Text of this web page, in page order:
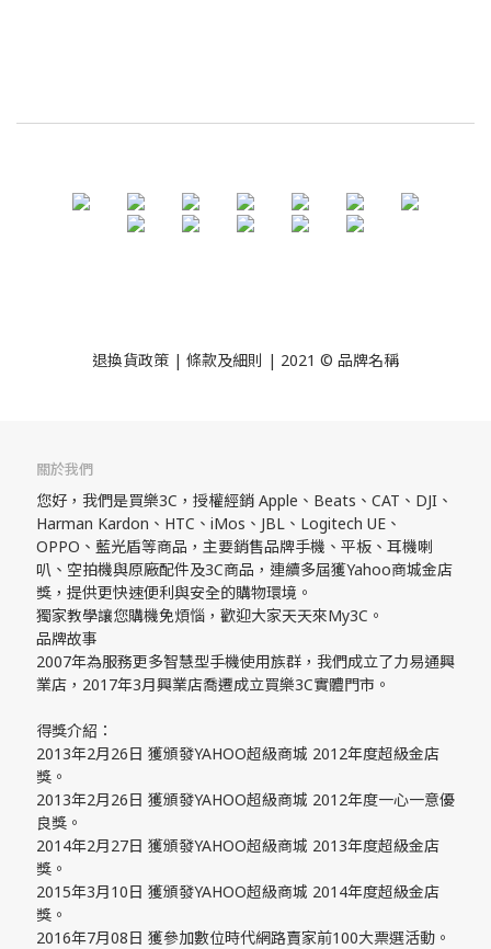
退換貨政策 | 條款及細則 | 2021 © 品牌名稱
關於我們
您好，我們是買樂3C，授權經銷 Apple、Beats、CAT、DJI、
Harman Kardon、HTC、iMos、JBL、Logitech UE、
OPPO、藍光盾等商品，主要銷售品牌手機、平板、耳機喇
叭、空拍機與原廠配件及3C商品，連續多屆獲Yahoo商城金店
獎，提供更快速便利與安全的購物環境。
獨家教學讓您購機免煩惱，歡迎大家天天來My3C。
品牌故事
2007年為服務更多智慧型手機使用族群，我們成立了力易通興
業店，2017年3月興業店喬遷成立買樂3C實體門市。
得獎介紹：
2013年2月26日 獲頒發YAHOO超級商城 2012年度超級金店
獎。
2013年2月26日 獲頒發YAHOO超級商城 2012年度一心一意優
良獎。
2014年2月27日 獲頒發YAHOO超級商城 2013年度超級金店
獎。
2015年3月10日 獲頒發YAHOO超級商城 2014年度超級金店
獎。
2016年7月08日 獲參加數位時代網路賣家前100大票選活動。